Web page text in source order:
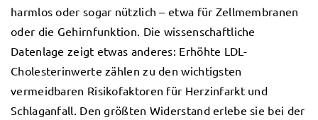
harmlos oder sogar nützlich – etwa für Zellmembranen
oder die Gehirnfunktion. Die wissenschaftliche
Datenlage zeigt etwas anderes: Erhöhte LDL-
Cholesterinwerte zählen zu den wichtigsten
vermeidbaren Risikofaktoren für Herzinfarkt und
Schlaganfall. Den größten Widerstand erlebe sie bei der